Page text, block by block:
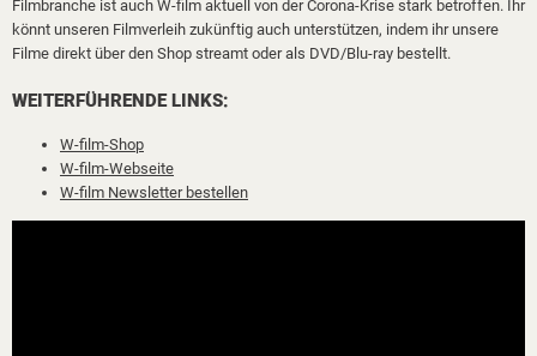
Filmbranche ist auch W-film aktuell von der Corona-Krise stark betroffen. Ihr
könnt unseren Filmverleih zukünftig auch unterstützen, indem ihr unsere
Filme direkt über den Shop streamt oder als DVD/Blu-ray bestellt.
WEITERFÜHRENDE LINKS:
W-film-Shop
W-film-Webseite
W-film Newsletter bestellen